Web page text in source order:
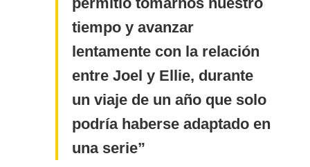
tiempo y avanzar
lentamente con la relación
entre Joel y Ellie, durante
un viaje de un año que solo
podría haberse adaptado en
una serie